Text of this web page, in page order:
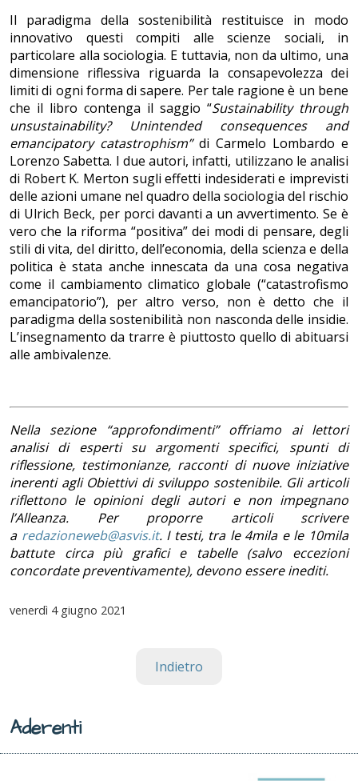
Il paradigma della sostenibilità restituisce in modo
innovativo questi compiti alle scienze sociali, in
particolare alla sociologia. E tuttavia, non da ultimo, una
dimensione riflessiva riguarda la consapevolezza dei
limiti di ogni forma di sapere. Per tale ragione è un bene
che il libro contenga il saggio “Sustainability through
unsustainability? Unintended consequences and
emancipatory catastrophism”di Carmelo Lombardo e
Lorenzo Sabetta. I due autori, infatti, utilizzano le analisi
di Robert K. Merton sugli effetti indesiderati e imprevisti
delle azioni umane nel quadro della sociologia del rischio
di Ulrich Beck, per porci davanti a un avvertimento. Se è
vero che la riforma “positiva” dei modi di pensare, degli
stili di vita, del diritto, dell’economia, della scienza e della
politica è stata anche innescata da una cosa negativa
come il cambiamento climatico globale (“catastrofismo
emancipatorio”), per altro verso, non è detto che il
paradigma della sostenibilità non nasconda delle insidie.
L’insegnamento da trarre è piuttosto quello di abituarsi
alle ambivalenze.
Nella sezione “approfondimenti” offriamo ai lettori
analisi di esperti su argomenti specifici, spunti di
riflessione, testimonianze, racconti di nuove iniziative
inerenti agli Obiettivi di sviluppo sostenibile. Gli articoli
riflettono le opinioni degli autori e non impegnano
l’Alleanza. Per proporre articoli scrivere
a redazioneweb@asvis.it. I testi, tra le 4mila e le 10mila
battute circa più grafici e tabelle (salvo eccezioni
concordate preventivamente), devono essere inediti.
venerdì 4 giugno 2021
Indietro
Aderenti